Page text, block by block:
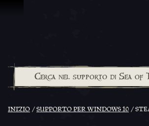
INIZIO SUPPORTO PER WINDOWS 10